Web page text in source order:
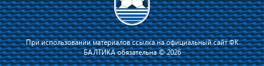
При использовании материалов ссылка на официальный сайт ФК
БАЛТИКА обязательна © 2026